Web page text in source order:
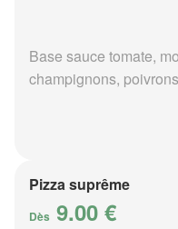
Base sauce tomate,
champignons,
Pizza suprême
Dès 9.00 €